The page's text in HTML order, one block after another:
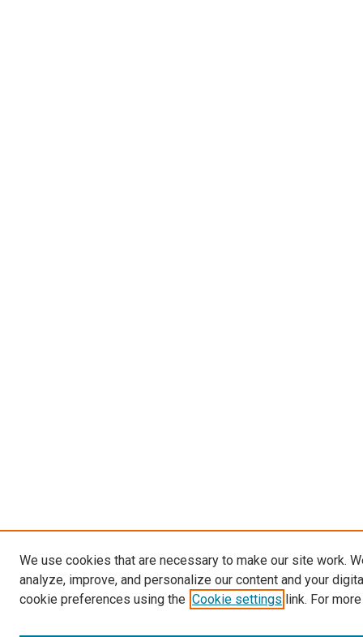
We use cookies that are necessary to make our site work.
analyze, improve, and personalize our content and your
cookie preferences using the Cookie settings link. For